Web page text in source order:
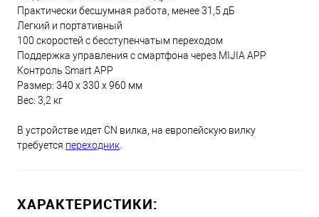
Практически бесшумная работа, менее 31,5 дБ
Легкий и портативный
100 скоростей c бесступенчатым переходом
Поддержка управления с смартфона через MIJIA APP
Контроль Smart APP
Размер: 340 х 330 х 960 мм
Вес: 3,2 кг
В устройстве идет CN вилка, на европейскую вилку
требуется переходник.
ХАРАКТЕРИСТИКИ: